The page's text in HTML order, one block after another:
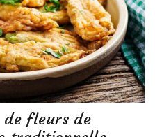
de fleurs de